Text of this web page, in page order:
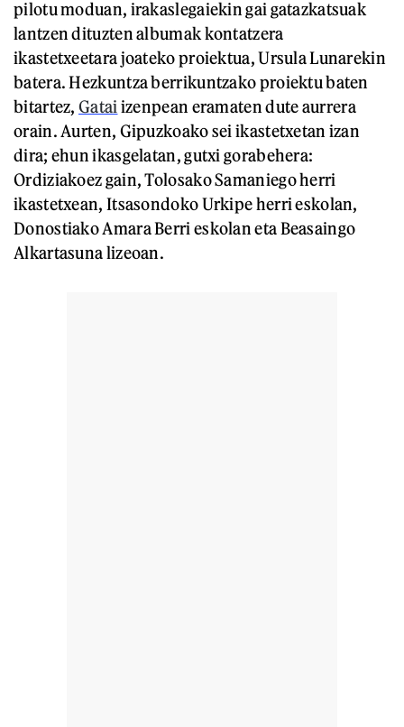
pilotu moduan, irakaslegaiekin gai gatazkatsuak
lantzen dituzten albumak kontatzera
ikastetxeetara joateko proiektua, Ursula Lunarekin
batera. Hezkuntza berrikuntzako proiektu baten
bitartez, Gatai izenpean eramaten dute aurrera
orain. Aurten, Gipuzkoako sei ikastetxetan izan
dira; ehun ikasgelatan, gutxi gorabehera:
Ordiziakoez gain, Tolosako Samaniego herri
ikastetxean, Itsasondoko Urkipe herri eskolan,
Donostiako Amara Berri eskolan eta Beasaingo
Alkartasuna lizeoan.